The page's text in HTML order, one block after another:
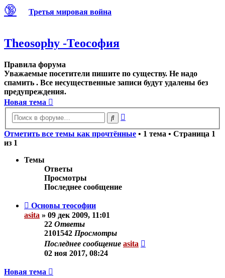
🔞 Третья мировая война
Theosophy -Теософия
Правила форума
Уважаемые посетители пишите по существу. Не надо
спамить . Все несущественные записи будут удалены без
предупреждения.
Новая тема
Поиск
Отметить все темы как прочтённые • 1 тема • Страница 1
из 1
Темы
Ответы
Просмотры
Последнее сообщение
Основы теософии
asita » 09 дек 2009, 11:01
22 Ответы
2101542 Просмотры
Последнее сообщение asita
02 ноя 2017, 08:24
Новая тема